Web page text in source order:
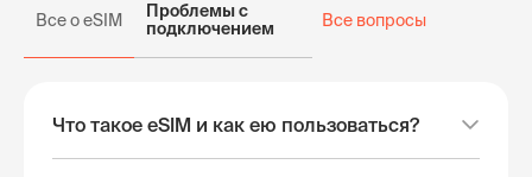
Все о eSIM
Проблемы с
подключением
Все вопросы
Что такое eSIM и как ею пользоваться?